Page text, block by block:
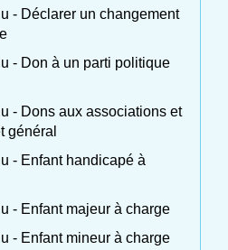
- Déclarer un changement
- Don à un parti politique
- Dons aux associations et
général
- Enfant handicapé à
- Enfant majeur à charge
- Enfant mineur à charge